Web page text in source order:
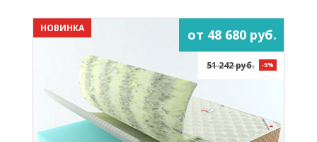
НОВИНКА от 48 680 руб.
51 242 руб. -5%